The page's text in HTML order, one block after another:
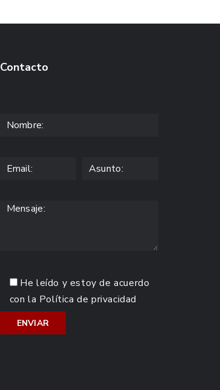
Contacto
He leído y estoy de acuerdo
con la Política de privacidad